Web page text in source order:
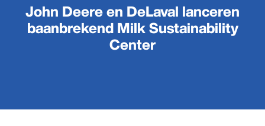
John Deere en DeLaval lanceren
baanbrekend Milk Sustainability
Center